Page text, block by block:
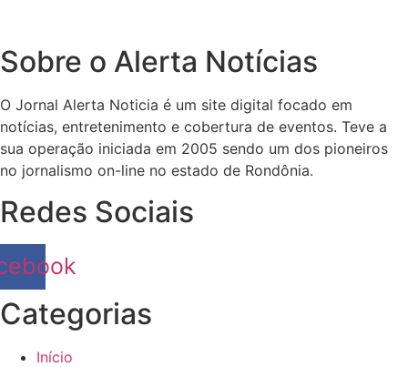
Sobre o Alerta Notícias
O Jornal Alerta Noticia é um site digital focado em
notícias, entretenimento e cobertura de eventos. Teve a
sua operação iniciada em 2005 sendo um dos pioneiros
no jornalismo on-line no estado de Rondônia.
Redes Sociais
Categorias
Início